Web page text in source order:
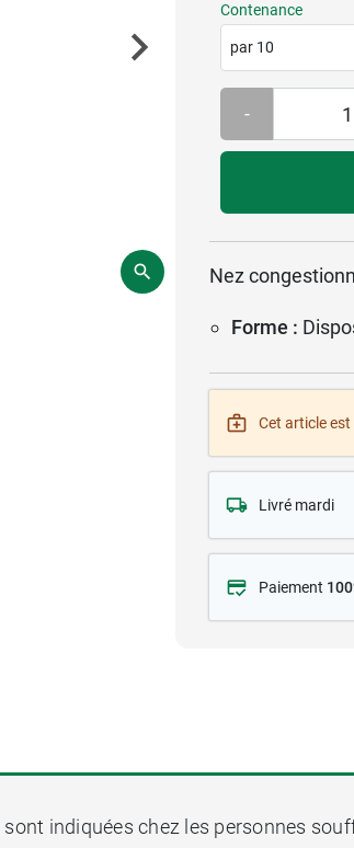
Contenance
par 10
-
Nez
Forme :
Cet article
Livré mardi
Paiement
sont indiquées chez les personnes